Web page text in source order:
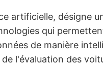
artificielle, désigne
qui
de manière
l'évaluation des